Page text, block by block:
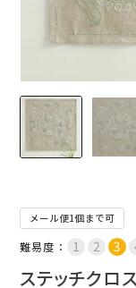
メール便1個まで可
難易度：
ステッチクロ